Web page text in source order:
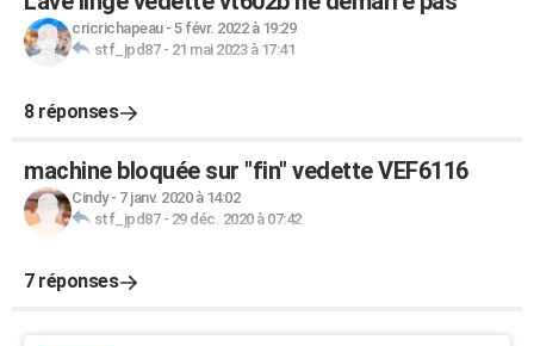
cricrichapeau- 5 févr. 2022 à 19:29
stf_jpd87- 21 mai 2023 à 17:41
8 réponses
machine bloquée sur "fin" vedette VEF6116
Cindy- 7 janv. 2020 à 14:02
stf_jpd87- 29 déc. 2020 à 07:42
7 réponses